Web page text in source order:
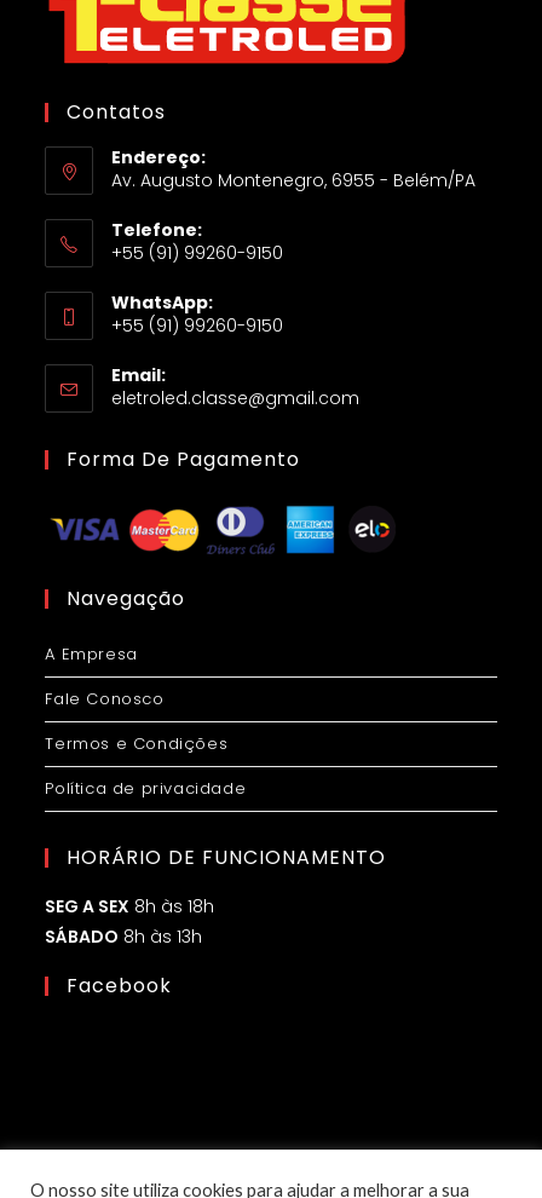
Contatos
Endereço:
Av. Augusto Montenegro, 6955 - Belém/PA
Telefone:
+55 (91) 99260-9150
WhatsApp:
+55 (91) 99260-9150
Email:
eletroled.classe@gmail.com
Forma De Pagamento
Navegação
A Empresa
Fale Conosco
Termos e Condições
Política de privacidade
HORÁRIO DE FUNCIONAMENTO
SEG A SEX 8h às 18h
SÁBADO 8h às 13h
Facebook
O nosso site utiliza cookies para ajudar a melhorar a sua